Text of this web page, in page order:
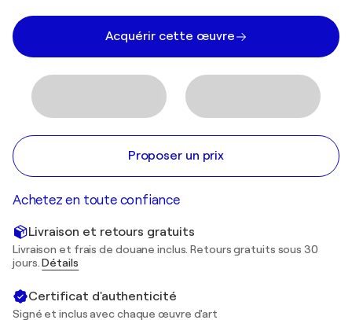
Acquérir cette œuvre
Proposer un prix
Achetez en toute confiance
Livraison et retours gratuits
Livraison et frais de douane inclus. Retours gratuits sous 30
jours.Détails
Certificat d'authenticité
Signé et inclus avec chaque œuvre d'art